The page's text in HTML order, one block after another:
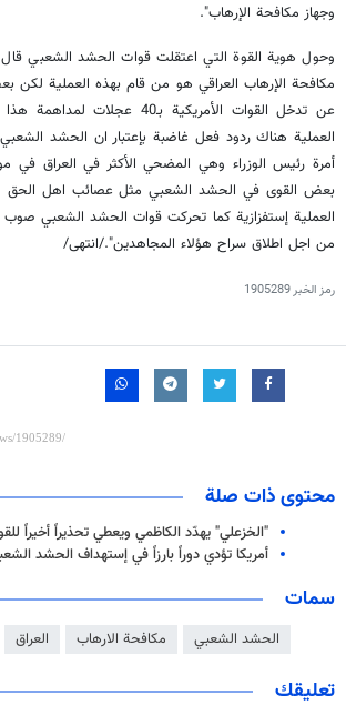
وجهاز مكافحة الإرهاب".
وحول هوية القوة التي اعتقلت قوات الحشد الشعبي قال
مكافحة الإرهاب العراقي هو من قام بهذه العملية
عن تدخل القوات الأمريكية بـ40
العملية هناك ردود فعل غاضبة بإعتبار ان الحشد
أمرة رئيس الوزراء وهي المضحي الأكثر في العراق في
بعض القوى في الحشد الشعبي مثل عصائب اهل الحق
العملية إستفزازية كما تحركت قوات الحشد الشعبي صوب
من اجل اطلاق سراح هؤلاء المجاهدين"./انتهى/
رمز الخبر1905289
محتوى ذات صلة
"الخزعلي" يهدّد الكاظمي ويعطي تحذيراً أخيراً
أمريكا تؤدي دوراً بارزاً في إستهداف الحشد
سمات
الحشد الشعبي مكافحة الارهاب العراق
تعليقك